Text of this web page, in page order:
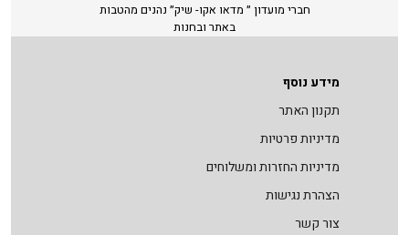
חברי מועדון ״ מדאו אקו- שיק״ נהנים מהטבות
באתר ובחנות
מידע נוסף
תקנון האתר
מדיניות פרטיות
מדיניות החזרות ומשלוחים
הצהרת נגישות
צור קשר